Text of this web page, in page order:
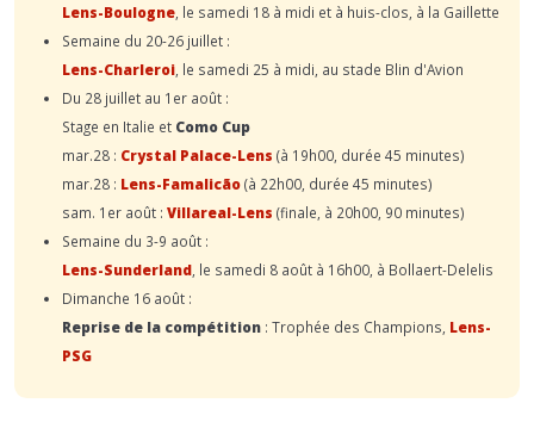
Lens-Boulogne , le samedi 18 à midi et à huis-clos, à la Gaillette
Semaine du 20-26 juillet :
Lens-Charleroi , le samedi 25 à midi, au stade Blin d'Avion
Du 28 juillet au 1er août :
Stage en Italie et Como Cup
mar.28 : Crystal Palace-Lens (à 19h00, durée 45 minutes)
mar.28 : Lens-Famalicão(à 22h00, durée 45 minutes)
sam. 1er août : Villareal-Lens (finale, à 20h00, 90 minutes)
Semaine du 3-9 août :
Lens-Sunderland , le samedi 8 août à 16h00, à Bollaert-Delelis
Dimanche 16 août :
Reprise de la compétition : Trophée des Champions, Lens-
PSG